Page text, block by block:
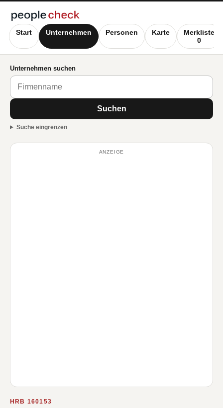
Start Unternehmen Personen Karte
Merkliste
0
Unternehmen suchen
Suchen
Suche eingrenzen
ANZEIGE
HRB 160153